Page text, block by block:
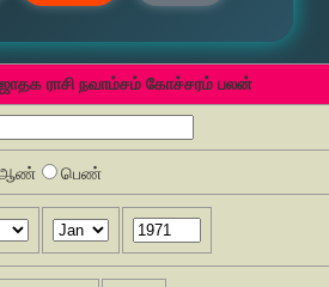
ஜாதக ராசி நவாம்சம் கோச்சரம் பலன்
பெண்